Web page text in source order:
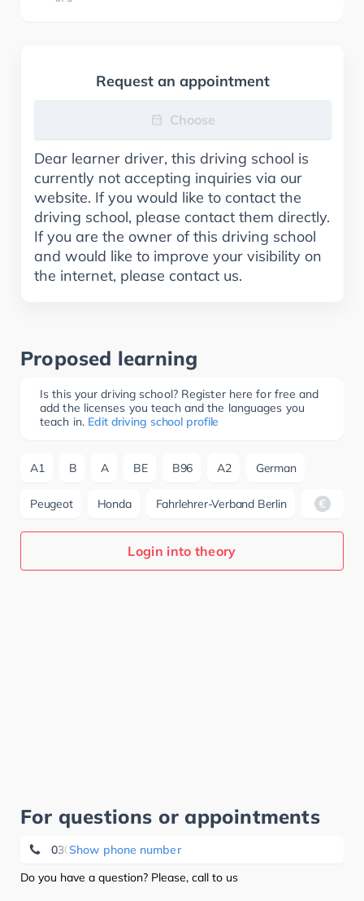
Request an appointment
Choose
Dear learner driver, this driving school is
currently not accepting inquiries via our
website. If you would like to contact the
driving school, please contact them directly.
If you are the owner of this driving school
and would like to improve your visibility on
the internet, please contact us.
Proposed learning
Is this your driving school? Register here for free and
add the licenses you teach and the languages you
teach in. Edit driving school profile
A1 B A BE B96 A2 German
Peugeot Honda Fahrlehrer-Verband Berlin
Login into theory
For questions or appointments
Show phone number
030 4639240
Do you have a question? Please, call to us